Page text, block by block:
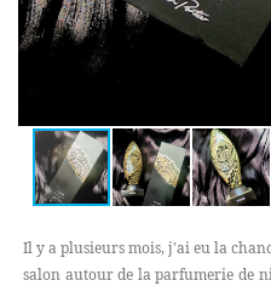
Il y a plusieurs mois, j'ai eu la
salon autour de la parfumerie de